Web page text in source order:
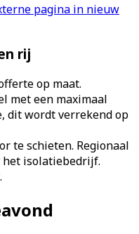
pagina in nieuw
rij
op maat.
met een maximaal
dit wordt verrekend op
te schieten. Regionaal
isolatiebedrijf.